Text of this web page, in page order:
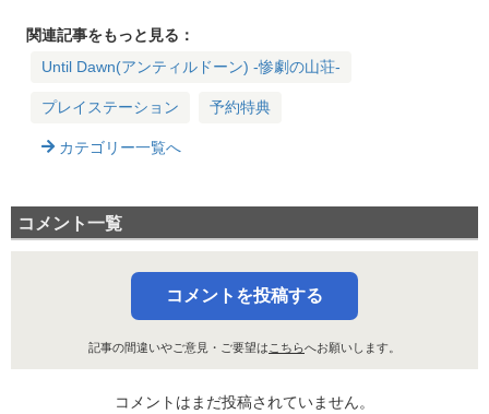
詳しく解説
関連記事をもっと見る：
Until Dawn(アンティルドーン) -惨劇の山荘-
プレイステーション 予約特典
カテゴリー一覧へ
コメント一覧
コメントを投稿する
記事の間違いやご意見・ご要望は こちらへお願いします。
コメントはまだ投稿されていません。